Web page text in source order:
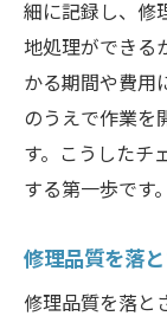
細に記録し、修
地処理ができる
かる期間や費用
のうえで作業を
す。こうしたチ
する第一歩です。
修理品質を落
修理品質を落と